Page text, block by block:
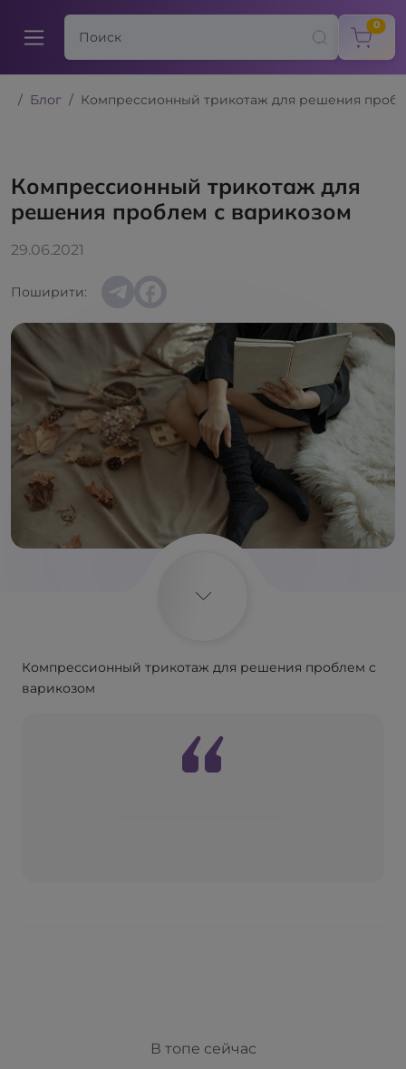
0
Блог Компрессионный трикотаж для решения
Компрессионный трикотаж для
решения проблем с варикозом
29.06.2021
Поширити:
Компрессионный трикотаж для решения проблем с
варикозом
В топе сейчас